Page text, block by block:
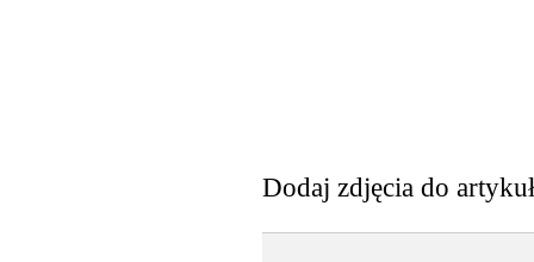
Dodaj zdjęcia do